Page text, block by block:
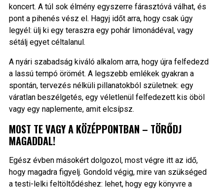
koncert. A túl sok élmény egyszerre fárasztóvá válhat, és
pont a pihenés vész el. Hagyj időt arra, hogy csak úgy
legyél: ülj ki egy teraszra egy pohár limonádéval, vagy
sétálj egyet céltalanul.
A nyári szabadság kiváló alkalom arra, hogy újra felfedezd
a lassú tempó örömét. A legszebb emlékek gyakran a
spontán, tervezés nélküli pillanatokból születnek: egy
váratlan beszélgetés, egy véletlenül felfedezett kis öböl
vagy egy naplemente, amit elcsípsz.
MOST TE VAGY A KÖZÉPPONTBAN – TÖRŐDJ
MAGADDAL!
Egész évben másokért dolgozol, most végre itt az idő,
hogy magadra figyelj. Gondold végig, mire van szükséged
a testi-lelki feltöltődéshez: lehet, hogy egy könyvre a